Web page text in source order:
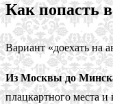
Как попасть
Вариант «доехать на
Из Москвы до
плацкартного места